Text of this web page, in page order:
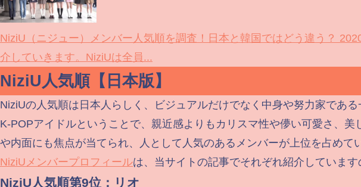
NiziU（ニジュー）メンバー人気順を調査！日本と韓国ではどう違う？
介していきます。NiziUは全員...
NiziU人気順【日本版】
NiziUの人気順は日本人らしく、ビジュアルだけでなく中身や努力家であ
K-POPアイドルということで、親近感よりもカリスマ性や儚い可愛さ、
や内面にも焦点が当てられ、人として人気のあるメンバーが上位を占めて
NiziUメンバープロフィールは、当サイトの記事でそれぞれ紹介していま
NiziU人気順第9位：リオ